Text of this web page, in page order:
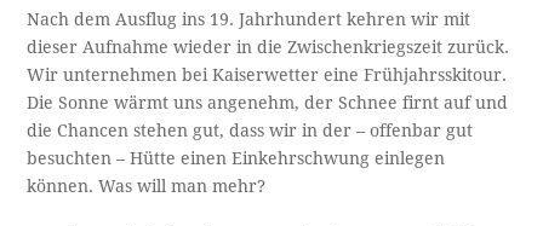
Nach dem Ausflug ins 19. Jahrhundert kehren wir mit
dieser Aufnahme wieder in die Zwischenkriegszeit zurück.
Wir unternehmen bei Kaiserwetter eine Frühjahrsskitour.
Die Sonne wärmt uns angenehm, der Schnee firnt auf und
die Chancen stehen gut, dass wir in der – offenbar gut
besuchten – Hütte einen Einkehrschwung einlegen
können. Was will man mehr?